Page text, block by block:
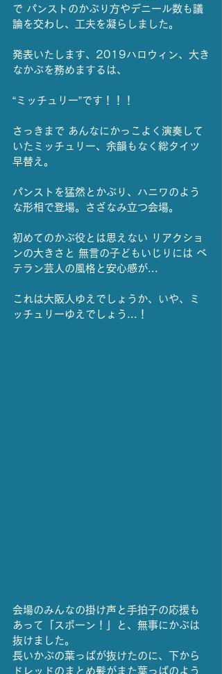
で パンストのかぶり方やデニール数も議
論を交わし、工夫を凝らしました。
発表いたします、2019ハロウィン、大き
なかぶを務めまするは、
“ミッチュリー”です！！！
さっきまで あんなにかっこよく演奏して
いたミッチュリー、余韻もなく総タイツ
早替え。
パンストを猛然とかぶり、ハニワのよう
な形相で登場。さざなみ立つ会場。
初めてのかぶ役とは思えない リアクショ
ンの大きさと 無言の子どもいじりには ベ
テラン芸人の風格と安心感が...
これは大阪人ゆえでしょうか、いや、ミ
ッチュリーゆえでしょう...！
会場のみんなの掛け声と手拍子の応援も
あって「スポーン！」と、無事にかぶは
抜けました。
長いかぶの葉っぱが抜けたのに、下から
ドレッドのまとめ髪がまた葉っぱのよう